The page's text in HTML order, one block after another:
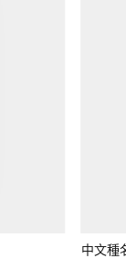
中文種